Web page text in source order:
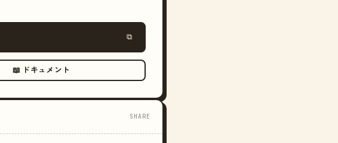
⧉
📖 ドキュメント
SHARE